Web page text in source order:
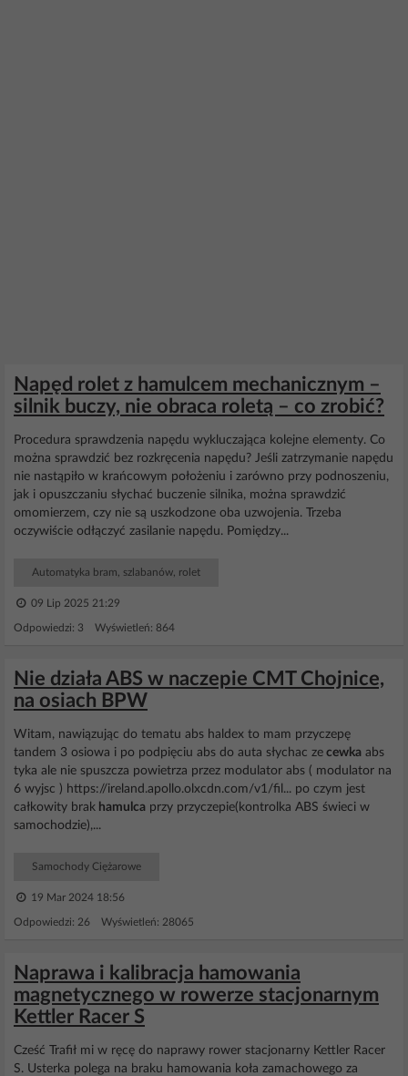
Napęd rolet z hamulcem mechanicznym –
silnik buczy, nie obraca roletą – co zrobić?
Procedura sprawdzenia napędu wykluczająca kolejne elementy. Co
można sprawdzić bez rozkręcenia napędu? Jeśli zatrzymanie napędu
nie nastąpiło w krańcowym położeniu i zarówno przy podnoszeniu,
jak i opuszczaniu słychać buczenie silnika, można sprawdzić
omomierzem, czy nie są uszkodzone oba uzwojenia. Trzeba
oczywiście odłączyć zasilanie napędu. Pomiędzy...
Automatyka bram, szlabanów, rolet
09 Lip 2025 21:29
Odpowiedzi: 3 Wyświetleń: 864
Nie działa ABS w naczepie CMT Chojnice,
na osiach BPW
Witam, nawiązując do tematu abs haldex to mam przyczepę
tandem 3 osiowa i po podpięciu abs do auta słychac ze cewka abs
tyka ale nie spuszcza powietrza przez modulator abs ( modulator na
6 wyjsc ) https://ireland.apollo.olxcdn.com/v1/fil... po czym jest
całkowity brak hamulca przy przyczepie(kontrolka ABS świeci w
samochodzie),...
Samochody Ciężarowe
19 Mar 2024 18:56
Odpowiedzi: 26 Wyświetleń: 28065
Naprawa i kalibracja hamowania
magnetycznego w rowerze stacjonarnym
Kettler Racer S
Cześć Trafił mi w ręcę do naprawy rower stacjonarny Kettler Racer
S. Usterka polega na braku hamowania koła zamachowego za